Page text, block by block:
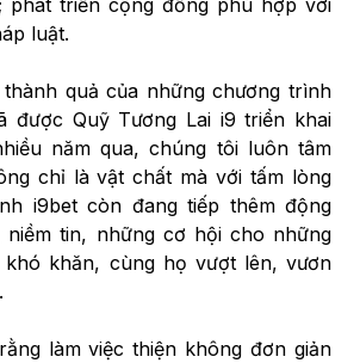
luật.
quả của những chương trình
được Quỹ Tương Lai i9 triển khai
năm qua, chúng tôi luôn tâm
chỉ là vật chất mà với tấm lòng
i9bet còn đang tiếp thêm động
niềm tin, những cơ hội cho những
khăn, cùng họ vượt lên, vươn
làm việc thiện không đơn giản